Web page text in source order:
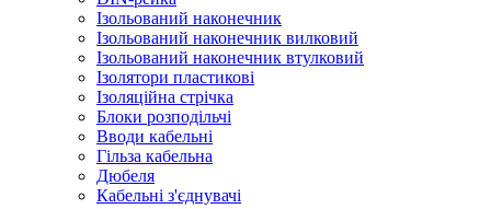
Ізольований наконечник
Ізольований наконечник вилковий
Ізольований наконечник втулковий
Ізолятори пластикові
Ізоляційна стрічка
Блоки розподільчі
Вводи кабельні
Гільза кабельна
Дюбеля
Кабельнi з'єднувачi